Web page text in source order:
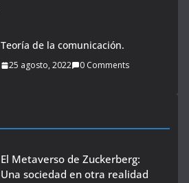
Teoría de la comunicación.
25 agosto, 2022 0 Comments
El Metaverso de Zuckerberg:
Una sociedad en otra realidad